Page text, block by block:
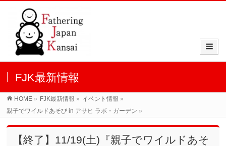
FJK最新情報
HOME » FJK最新情報 » イベント情報 »
親子でワイルドあそび in アサヒ ラボ・ガーデン »
【終了】11/19(土)『親子でワイルドあそ